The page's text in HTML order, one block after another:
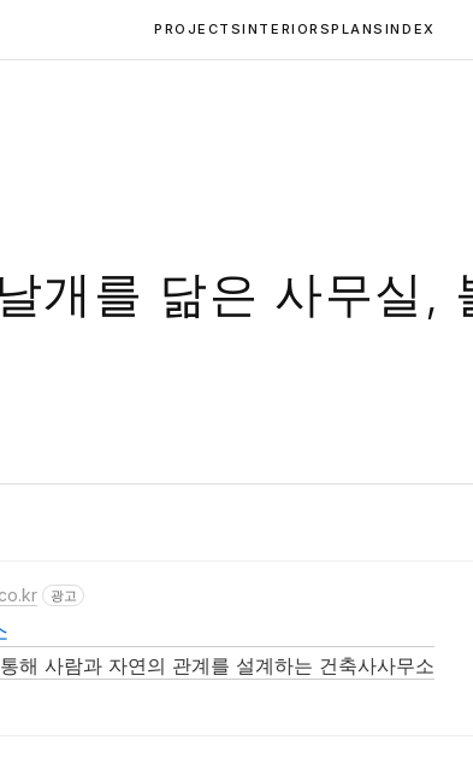
PROJECTSINTERIORSPLANS INDEX
개를 닮은 사무실,
광고
해 사람과 자연의 관계를 설계하는 건축사사무소